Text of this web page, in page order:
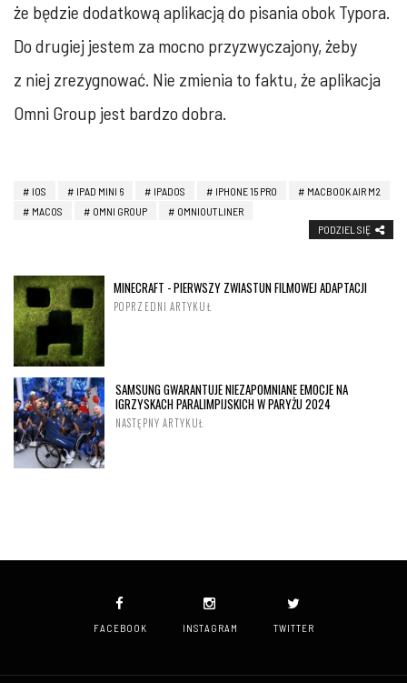
że będzie dodatkową aplikacją do pisania obok Typora.
Do drugiej jestem za mocno przyzwyczajony, żeby
z niej zrezygnować. Nie zmienia to faktu, że aplikacja
Omni Group jest bardzo dobra.
IOS IPAD MINI 6 IPADOS IPHONE 15 PRO
MACBOOK AIR M2
MACOS
OMNI GROUP
OMNIOUTLINER
PODZIEL SIĘ
MINECRAFT - PIERWSZY ZWIASTUN FILMOWEJ ADAPTACJI
POPRZEDNI ARTYKUŁ
SAMSUNG GWARANTUJE NIEZAPOMNIANE EMOCJE NA
IGRZYSKACH PARALIMPIJSKICH W PARYŻU 2024
NASTĘPNY ARTYKUŁ
FACEBOOK INSTAGRAM TWITTER